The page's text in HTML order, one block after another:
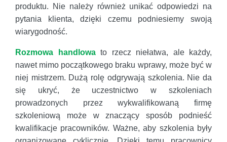
produktu. Nie należy również unikać odpowiedzi na
pytania klienta, dzięki czemu podniesiemy swoją
wiarygodność.
Rozmowa handlowato rzecz niełatwa, ale każdy,
nawet mimo początkowego braku wprawy, może być w
niej mistrzem. Dużą rolę odgrywają szkolenia. Nie da
się ukryć, że uczestnictwo w szkoleniach
prowadzonych przez wykwalifikowaną firmę
szkoleniową może w znaczący sposób podnieść
kwalifikacje pracowników. Ważne, aby szkolenia były